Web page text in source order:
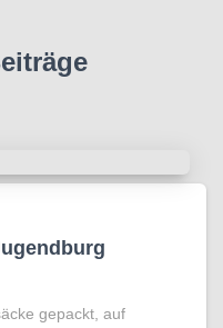
gepackt, auf